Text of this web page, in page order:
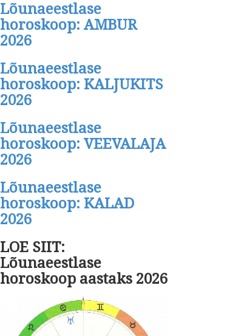
Lõunaeestlase
horoskoop: AMBUR
2026
Lõunaeestlase
horoskoop: KALJUKITS
2026
Lõunaeestlase
horoskoop: VEEVALAJA
2026
Lõunaeestlase
horoskoop: KALAD
2026
LOE SIIT:
Lõunaeestlase
horoskoop aastaks 2026